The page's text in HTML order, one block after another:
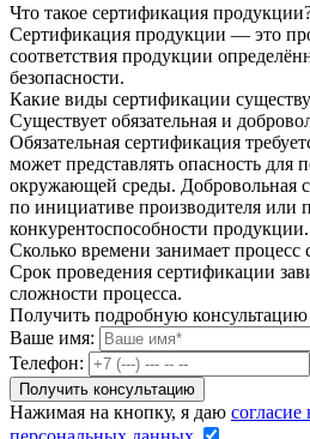
Что такое сертификация
Сертификация продукции — это
соответствия продукции
безопасности.
Какие виды сертификации
Существует обязательная и
Обязательная сертификация
может представлять опасность для
окружающей среды. Добровольная
по инициативе производителя или
конкурентоспособности продукции.
Сколько времени занимает процесс
Срок проведения сертификации
сложности процесса.
Получить подробную консультацию
Ваше имя:
Телефон:
Нажимая на кнопку, я даю согласие